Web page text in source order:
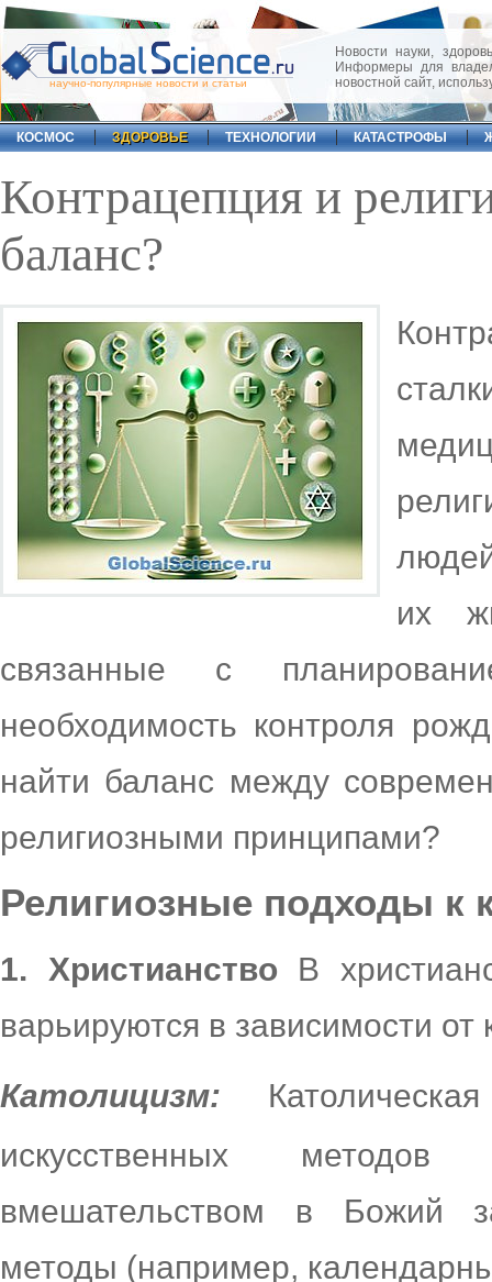
научно-популярные новости и статьи
Новости науки,
Информеры для
новостной сайт,
КОСМОС ЗДОРОВЬЕ ТЕХНОЛОГИИ КАТАСТРОФЫ
Контрацепция и
баланс?
их
связанные с
необходимость контроля
найти баланс между
религиозными принципами?
Религиозные подходы к
1. Христианство В
варьируются в зависимости от
Католицизм:
искусственных
вмешательством в Божий
методы (например,